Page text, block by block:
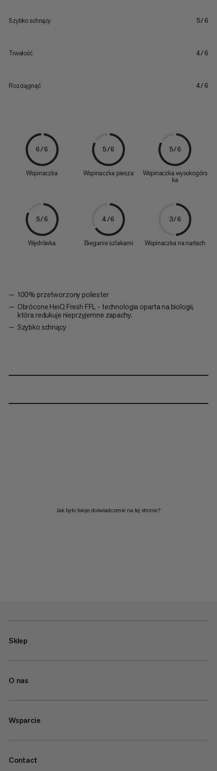
Szybko schnący 5/6
Trwałość 4/6
Rozciągnąć 4/6
6/6
Wspinaczka
5/6
Wspinaczka piesza
5/6
Wspinaczka wysokogórs
ka
5/6
Wędrówka
4/6
Bieganie szlakami
3/6
Wspinaczka na nartach
100% przetworzony poliester
Obrócone HeiQ Fresh FFL - technologia oparta na biologii,
która redukuje nieprzyjemne zapachy.
Szybko schnący
Jak było twoje doświadczenie na tej stronie?
Sklep
O nas
Wsparcie
Contact